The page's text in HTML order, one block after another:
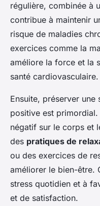
régulière, combinée à
contribue à maintenir
risque de maladies
exercices comme la
améliore la force et la
santé cardiovasculaire.
Ensuite, préserver une
positive est
négatif sur le corps et
des pratiques de
ou des exercices de
améliorer le bien-être.
stress quotidien et à
et de satisfaction.